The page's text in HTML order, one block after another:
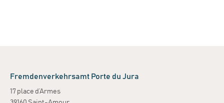
Fremdenverkehrsamt Porte du Jura
17 place d’Armes